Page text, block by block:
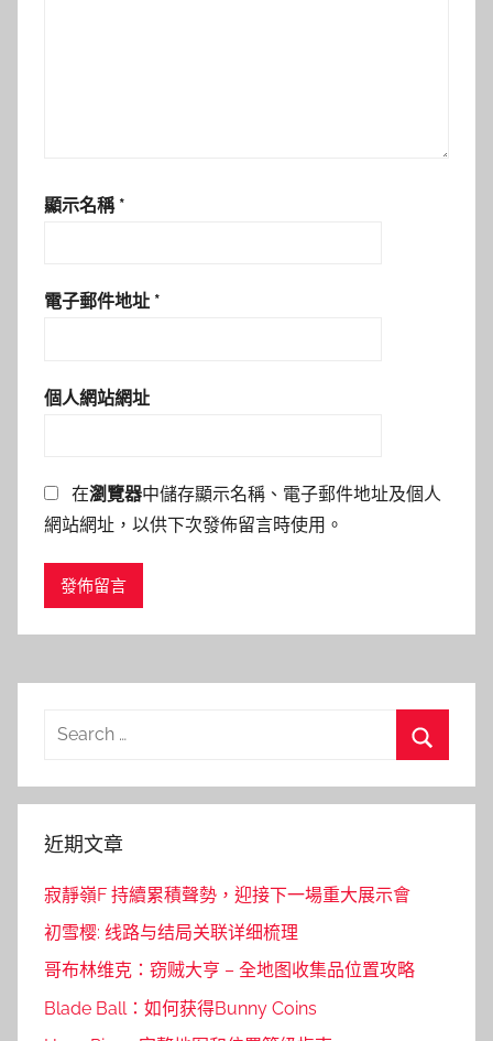
顯示名稱 *
電子郵件地址 *
個人網站網址
在瀏覽器中儲存顯示名稱、電子郵件地址及個人
網站網址，以供下次發佈留言時使用。
Search
近期文章
寂靜嶺F 持續累積聲勢，迎接下一場重大展示會
初雪樱: 线路与结局关联详细梳理
哥布林维克：窃贼大亨 – 全地图收集品位置攻略
Blade Ball：如何获得Bunny Coins